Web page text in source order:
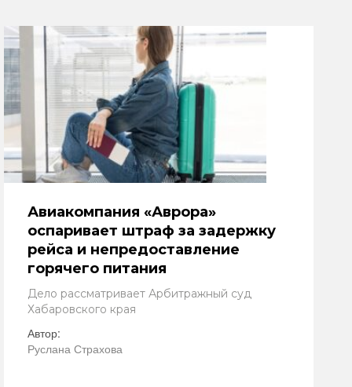
Авиакомпания «Аврора»
оспаривает штраф за задержку
рейса и непредоставление
горячего питания
Дело рассматривает Арбитражный суд
Хабаровского края
Автор:
Руслана Страхова